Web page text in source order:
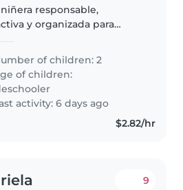
responsable,
y organizada para
interna. Cuidará de
niños independientes y
ayudando a mantener
diaria..
of children: 2
of children:
activity: 6 days ago
$2.82/hr
9